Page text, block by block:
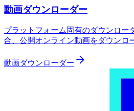
動画ダウンローダー
プラットフォーム固有のダウンロー
合、公開オンライン動画をダウンロ
動画ダウンローダー